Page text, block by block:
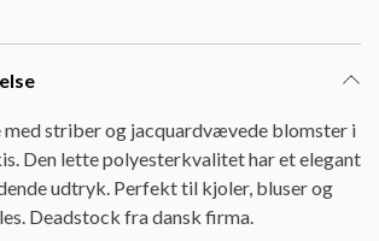
med striber og jacquardvævede blomster i
Den lette polyesterkvalitet har et elegant
udtryk. Perfekt til kjoler, bluser og
Deadstock fra dansk firma.